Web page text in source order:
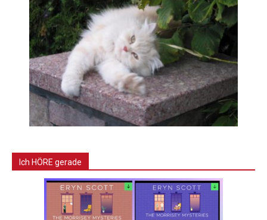
Ich HÖRE gerade